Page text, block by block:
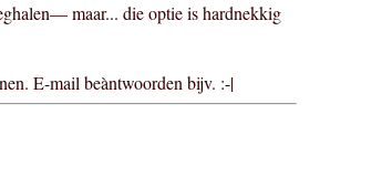
maar... die optie is hardnekkig
E-mail beàntwoorden bijv. :-|